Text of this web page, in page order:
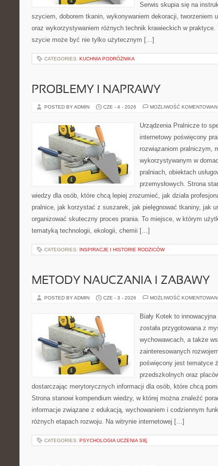
Serwis skupia się na
szyciem, doborem tkanin, wykonywaniem dekoracji, tworzeniem
oraz wykorzystywaniem różnych technik krawieckich w
szycie może być nie tylko użytecznym […]
CATEGORIES: KUCHNIA PODRÓŻNIKA
PROBLEMY I NAPRAWY
POSTED BY ADMIN CZE - 4 - 2026 MOŻLIWOŚĆ
Urządzenia Pralnicze to
internetowy poświęcony
rozwiązaniom pralniczym,
wykorzystywanym w
pralniach, obiektach
przemysłowych. Strona
wiedzy dla osób, które chcą lepiej zrozumieć, jak działa
pralnice, jak korzystać z suszarek, jak pielęgnować tkaniny, jak
organizować skuteczny proces prania. To miejsce, w którym
tematyką technologii, ekologii, chemii […]
CATEGORIES: INSPIRACJE I HISTORIE RODZICÓW
METODY NAUCZANIA I ZABAWY
POSTED BY ADMIN CZE - 3 - 2026 MOŻLIWOŚĆ
Biały Kotek to
została przygotowana z
wychowawcach, a także
zainteresowanych
poświęcony jest tematyce
przedszkolnych oraz
dostarczając merytorycznych informacji dla osób, które chcą
Strona stanowi kompendium wiedzy, w której można znaleźć
informacje związane z edukacją, wychowaniem i codziennym
różnych etapach rozwoju. Na witrynie internetowej […]
CATEGORIES: PSYCHOLOGIA UCZENIA SIĘ